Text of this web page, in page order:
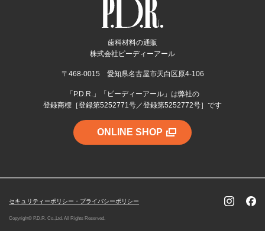
歯科材料の通販
株式会社ピーディーアール
〒468-0015 愛知県名古屋市天白区原4-106
「P.D.R.」「ピーディーアール」は弊社の
登録商標［登録第5252771号／登録第5252772号］です
ONLINE SHOP
セキュリティーポリシー・プライバシーポリシー
Copyright© P.D.R. Co.,Ltd. All Rights Reserved.